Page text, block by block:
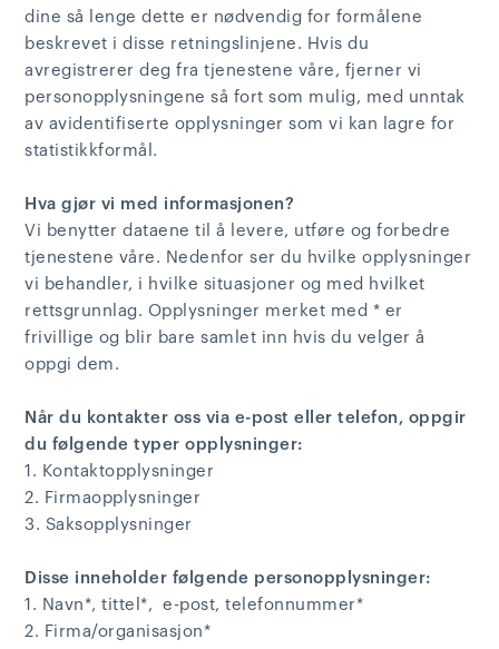
dine så lenge dette er nødvendig for formålene
beskrevet i disse retningslinjene. Hvis du
avregistrerer deg fra tjenestene våre, fjerner vi
personopplysningene så fort som mulig, med unntak
av avidentifiserte opplysninger som vi kan lagre for
statistikkformål.
Hva gjør vi med informasjonen?
Vi benytter dataene til å levere, utføre og forbedre
tjenestene våre. Nedenfor ser du hvilke opplysninger
vi behandler, i hvilke situasjoner og med hvilket
rettsgrunnlag. Opplysninger merket med * er
frivillige og blir bare samlet inn hvis du velger å
oppgi dem.
Når du kontakter oss via e-post eller telefon, oppgir
du følgende typer opplysninger:
1. Kontaktopplysninger
2. Firmaopplysninger
3. Saksopplysninger
Disse inneholder følgende personopplysninger:
1. Navn*, tittel*, e-post, telefonnummer*
2. Firma/organisasjon*